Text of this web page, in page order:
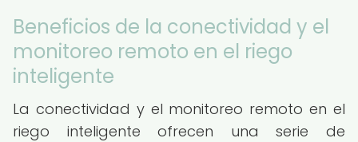
Beneficios de la conectividad y el
monitoreo remoto en el riego
inteligente
La conectividad y el monitoreo remoto en el
riego inteligente ofrecen una serie de